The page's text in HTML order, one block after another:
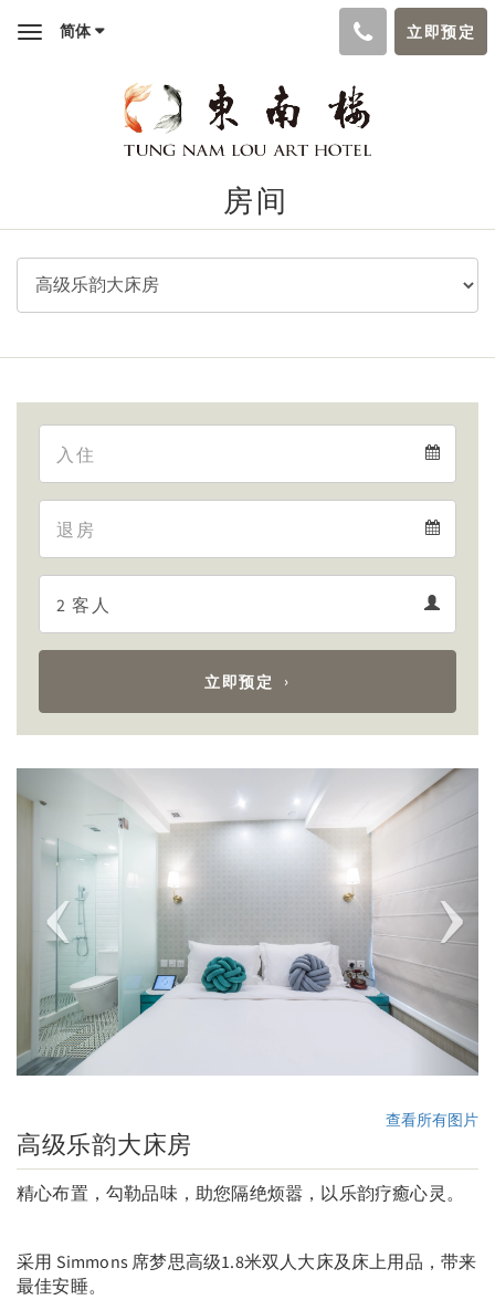
Toggle简体 立即预定
房间
立即预定
Next
查看所有图片
高级乐韵大床房
精心布置，勾勒品味，助您隔绝烦嚣，以乐韵疗癒心灵。
采用 Simmons 席梦思高级1.8米双人大床及床上用品，带来
最佳安睡。